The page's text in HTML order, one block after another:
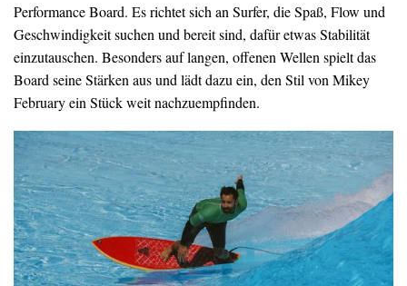
Performance Board. Es richtet sich an Surfer, die Spaß, Flow und
Geschwindigkeit suchen und bereit sind, dafür etwas Stabilität
einzutauschen. Besonders auf langen, offenen Wellen spielt das
Board seine Stärken aus und lädt dazu ein, den Stil von Mikey
February ein Stück weit nachzuempfinden.